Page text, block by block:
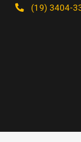
(19) 3404-